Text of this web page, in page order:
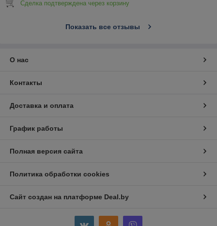
Сделка подтверждена через корзину
Показать все отзывы
О нас
Контакты
Доставка и оплата
График работы
Полная версия сайта
Политика обработки cookies
Сайт создан на платформе Deal.by